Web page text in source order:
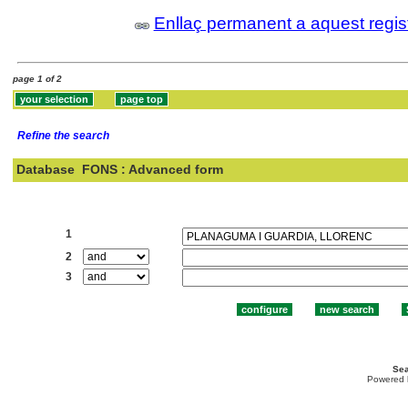
Enllaç permanent a aquest
page 1 of 2
Refine the search
Database FONS : Advanced form
1
2
3